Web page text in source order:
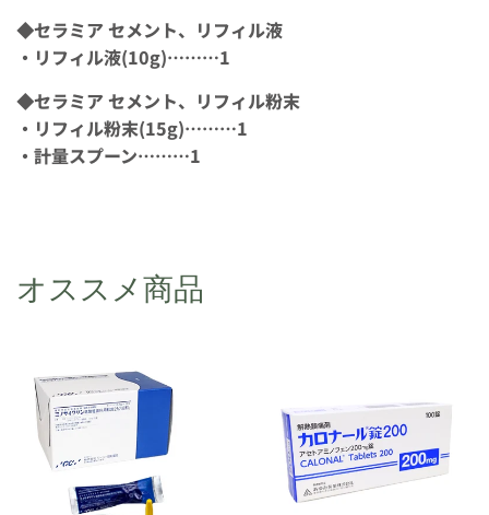
◆セラミア セメント、リフィル液
・リフィル液(10g)………1
◆セラミア セメント、リフィル粉末
・リフィル粉末(15g)………1
・計量スプーン………1
オススメ商品